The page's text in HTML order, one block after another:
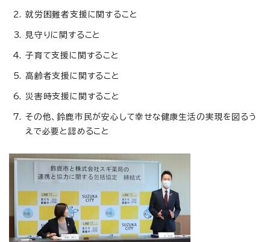
就労困難者支援に関すること
見守りに関すること
子育て支援に関すること
高齢者支援に関すること
災害時支援に関すること
その他、鈴鹿市民が安心して幸せな健康生活の実現を図るう
えで必要と認めること